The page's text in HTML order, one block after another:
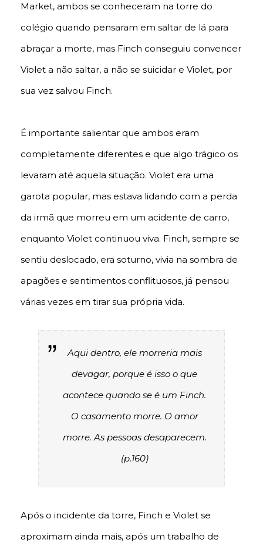
Market, ambos se conheceram na torre do
colégio quando pensaram em saltar de lá para
abraçar a morte, mas Finch conseguiu convencer
Violet a não saltar, a não se suicidar e Violet, por
sua vez salvou Finch.
É importante salientar que ambos eram
completamente diferentes e que algo trágico os
levaram até aquela situação. Violet era uma
garota popular, mas estava lidando com a perda
da irmã que morreu em um acidente de carro,
enquanto Violet continuou viva. Finch, sempre se
sentiu deslocado, era soturno, vivia na sombra de
apagões e sentimentos conflituosos, já pensou
várias vezes em tirar sua própria vida.
Aqui dentro, ele morreria mais
devagar, porque é isso o que
acontece quando se é um Finch.
O casamento morre. O amor
morre. As pessoas desaparecem.
(p.160)
Após o incidente da torre, Finch e Violet se
aproximam ainda mais, após um trabalho de